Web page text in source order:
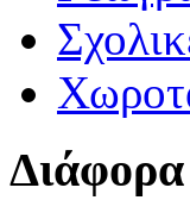
Διάφορα